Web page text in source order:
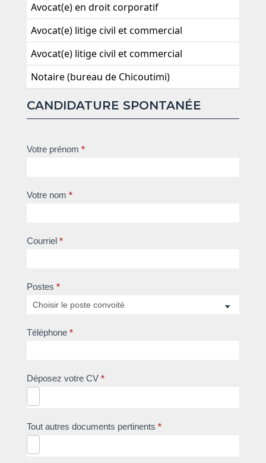
Avocat(e) en droit corporatif
Avocat(e) litige civil et commercial
Avocat(e) litige civil et commercial
Notaire (bureau de Chicoutimi)
CANDIDATURE SPONTANÉE
Candidature
Votre prénom *
Votre nom *
Courriel *
Postes *
Téléphone *
Déposez votre CV *
Tout autres documents pertinents *